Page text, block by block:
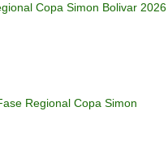
Copa Simon Bolivar 2026
Regional Copa Simon